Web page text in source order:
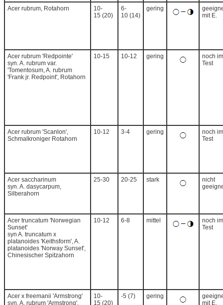
Acer rubrum, Rotahorn
10-
15 (20)
6-
10 (14)
gering
mit E.
Acer rubrum 'Redpointe'
syn. A. rubrum var.
'Tomentosum, A. rubrum
'Frank jr. Redpoint', Rotahorn
10-15 10-12 gering
noch im
Test
Acer rubrum 'Scanlon',
Schmalkroniger Rotahorn
10-12 3-4 gering
noch im
Test
Acer saccharinum
syn. A. dasycarpum,
Silberahorn
25-30 20-25 stark
nicht
Acer truncatum 'Norwegian
Sunset'
syn A. truncatum x
platanoides 'Keithsform', A.
platanoides 'Norway Sunset',
Chinesischer Spitzahorn
10-12 6-8 mittel
noch im
Test
Acer x freemanii 'Armstrong'
syn. A. rubrum 'Armstrong',
10-
15 (20)
-5 (7) gering
mit E.